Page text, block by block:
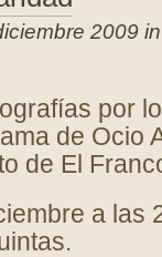
2009
por
de Ocio
de El
a las